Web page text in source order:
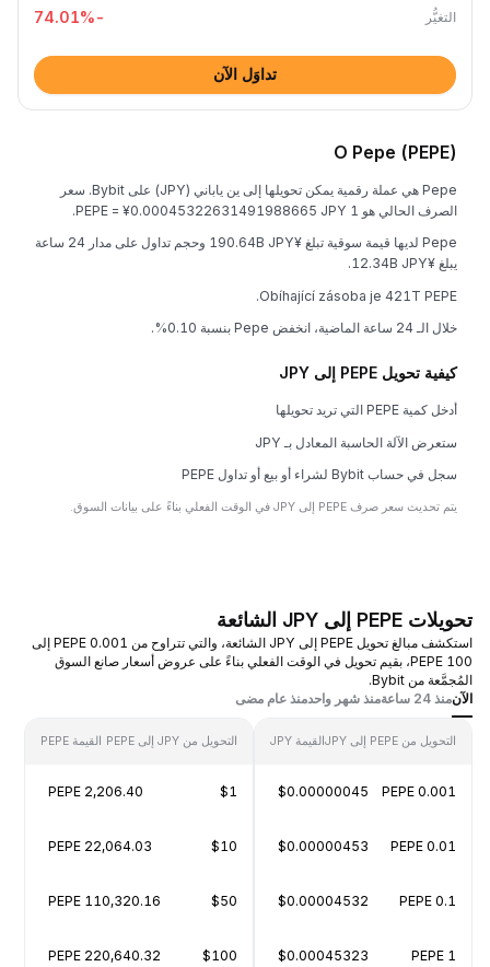
التغيُّر -74.01
%
تداوَل الآن
O Pepe (PEPE)
Pepe هي عملة رقمية يمكن تحويلها إلى ين ياباني (JPY) على Bybit. سعر
الصرف الحالي هو 1 PEPE = ¥0.00045322631491988665 JPY.
Pepe لديها قيمة سوقية تبلغ ¥190.64B JPY وحجم تداول على مدار 24 ساعة
يبلغ ¥12.34B JPY.
Obíhající zásoba je 421T PEPE.
خلال الـ 24 ساعة الماضية، انخفض Pepe بنسبة 0.10%.
كيفية تحويل PEPE إلى JPY
أدخل كمية PEPE التي تريد تحويلها
ستعرض الآلة الحاسبة المعادل بـ JPY
سجل في حساب Bybit لشراء أو بيع أو تداول PEPE
يتم تحديث سعر صرف PEPE إلى JPY في الوقت الفعلي بناءً على بيانات السوق.
تحويلات PEPE إلى JPY الشائعة
استكشف مبالغ تحويل PEPE إلى JPY الشائعة، والتي تتراوح من 0.001 PEPE إلى
100 PEPE، بقيم تحويل في الوقت الفعلي بناءً على عروض أسعار صانع السوق
المُجمَّعة من Bybit.
الآنمنذ 24 ساعة منذ شهر واحدمنذ عام مضى
التحويل من PEPE إلى JPY القيمة JPY
0.001 PEPE
$0.00000045
0.01 PEPE
$0.00000453
0.1 PEPE
$0.00004532
1 PEPE
$0.00045323
التحويل من JPY إلى PEPE القيمة PEPE
$1
2,206.40 PEPE
$10
22,064.03 PEPE
$50
110,320.16 PEPE
$100
220,640.32 PEPE